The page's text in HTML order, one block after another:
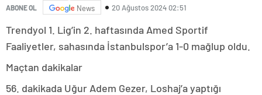
ABONE OL News 20 Ağustos 2024 02:51
Trendyol 1. Lig’in 2. haftasında Amed Sportif
Faaliyetler, sahasında İstanbulspor’a 1-0 mağlup oldu.
Maçtan dakikalar
56. dakikada Uğur Adem Gezer, Loshaj’a yaptığı